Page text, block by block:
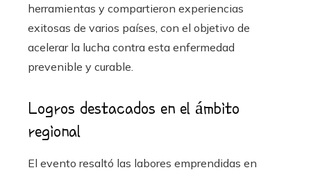
herramientas y compartieron experiencias
exitosas de varios países, con el objetivo de
acelerar la lucha contra esta enfermedad
prevenible y curable.
Logros destacados en el ámbito
regional
El evento resaltó las labores emprendidas en